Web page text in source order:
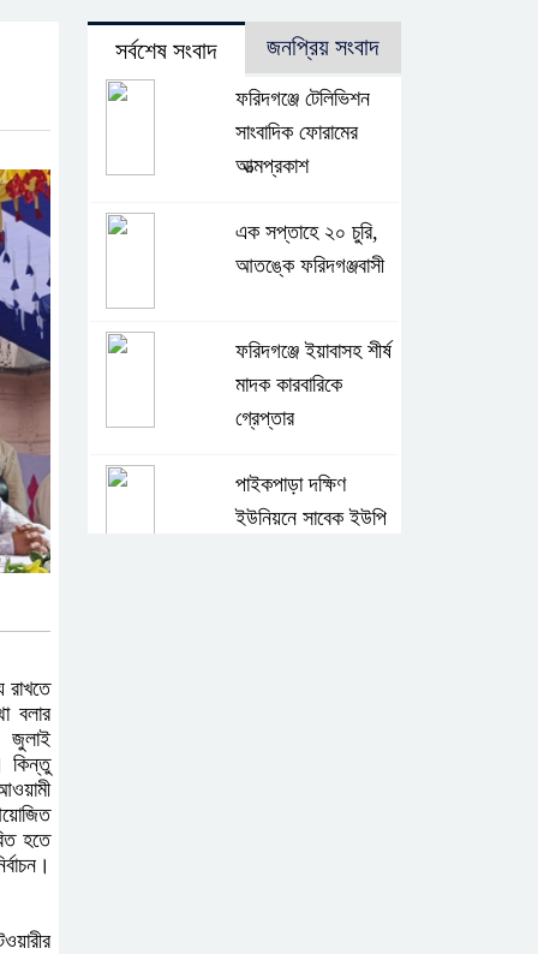
রাখতে
বলার
জুলাই
কিন্তু
হতে
সর্বশেষ সংবাদ জনপ্রিয় সংবাদ
ফরিদগঞ্জে টেলিভিশন
সাংবাদিক ফোরামের
আত্মপ্রকাশ
এক সপ্তাহে ২০ চুরি,
আতঙ্কে ফরিদগঞ্জবাসী
ফরিদগঞ্জে ইয়াবাসহ শীর্ষ
মাদক কারবারিকে
গ্রেপ্তার
পাইকপাড়া দক্ষিণ
ইউনিয়নে সাবেক ইউপি